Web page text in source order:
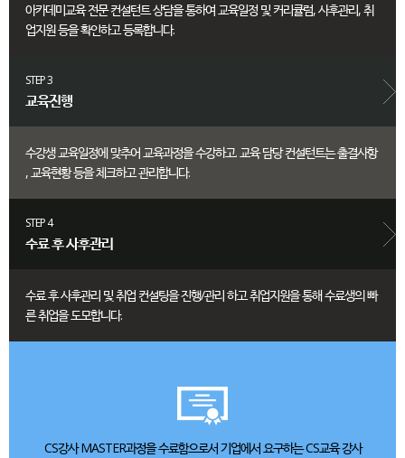
아카데미교육 전문 컨설턴트 상담을 통하여 교육일정 및 커리큘럼, 사후관리, 취
업지원 등을 확인하고 등록합니다.
STEP 3
교육진행
수강생 교육일정에 맞추어 교육과정을 수강하고. 교육 담당 컨설턴트는 출결사항
, 교육현황 등을 체크하고 관리합니다.
STEP 4
수료 후 사후관리
수료 후 사후관리 및 취업 컨설팅을 진행/관리 하고 취업지원을 통해 수료생의 빠
른 취업을 도모합니다.
CS강사 MASTER과정을 수료함으로서 기업에서 요구하는 CS교육 강사